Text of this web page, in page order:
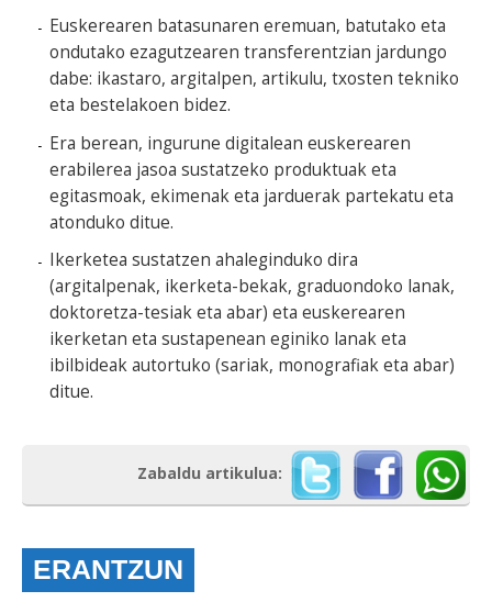
Euskerearen batasunaren eremuan, batutako eta
ondutako ezagutzearen transferentzian jardungo
dabe: ikastaro, argitalpen, artikulu, txosten tekniko
eta bestelakoen bidez.
Era berean, ingurune digitalean euskerearen
erabilerea jasoa sustatzeko produktuak eta
egitasmoak, ekimenak eta jarduerak partekatu eta
atonduko ditue.
Ikerketea sustatzen ahaleginduko dira
(argitalpenak, ikerketa-bekak, graduondoko lanak,
doktoretza-tesiak eta abar) eta euskerearen
ikerketan eta sustapenean eginiko lanak eta
ibilbideak autortuko (sariak, monografiak eta abar)
ditue.
Zabaldu artikulua:
ERANTZUN